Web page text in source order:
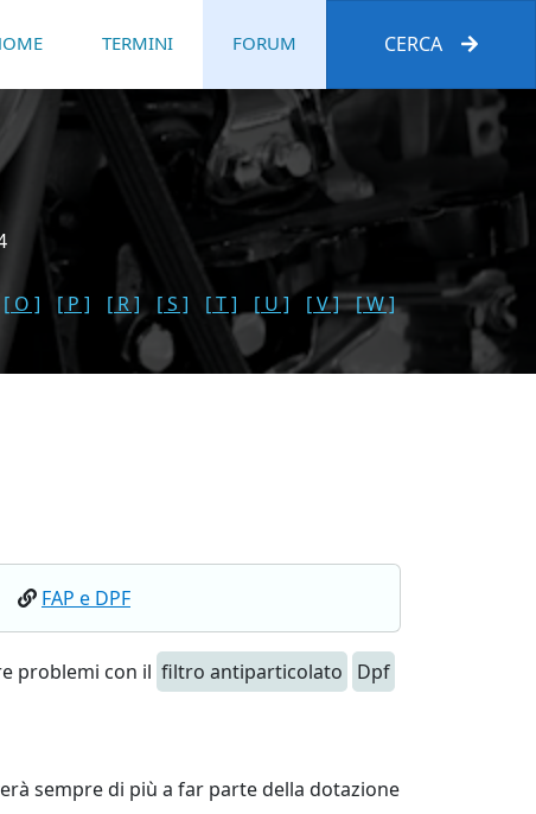
TERMINI FORUM CERCA
[ O ] [ P ] [ R ] [ S ] [ T ] [ U ] [ V ]
[ W ]
FAP e DPF
problemi con il filtro antiparticolato
Dpf
sempre di più a far parte della dotazione